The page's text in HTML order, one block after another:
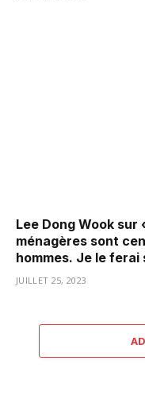
Lee Dong Wook
ménagères sont
hommes. Je le ferai
JUILLET 25, 2023